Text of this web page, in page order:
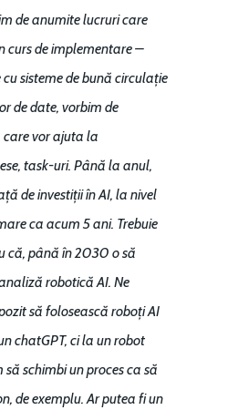
de anumite lucruri care
curs de implementare –
sisteme de bună circulație
de date, vorbim de
care vor ajuta la
task-uri. Până la anul,
de investiții în AI, la nivel
ca acum 5 ani. Trebuie
că, până în 2030 o să
robotică AI. Ne
să folosească roboți AI
chatGPT, ci la un robot
schimbi un proces ca să
de exemplu. Ar putea fi un